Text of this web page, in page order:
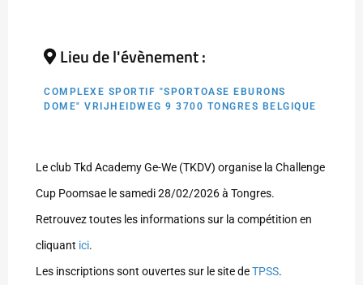
Lieu de l'évènement :
COMPLEXE SPORTIF "SPORTOASE EBURONS
DOME" VRIJHEIDWEG 9 3700 TONGRES BELGIQUE
Le club Tkd Academy Ge-We (TKDV) organise la Challenge
Cup Poomsae le samedi 28/02/2026 à Tongres.
Retrouvez toutes les informations sur la compétition en
cliquant ici.
Les inscriptions sont ouvertes sur le site deTPSS.